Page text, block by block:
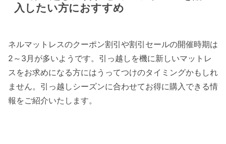
入したい方におすすめ
ネルマットレスのクーポン割引や割引セールの開催時期は
2～3月が多いようです。引っ越しを機に新しいマットレ
スをお求めになる方にはうってつけのタイミングかもしれ
ません。引っ越しシーズンに合わせてお得に購入できる情
報をご紹介いたします。